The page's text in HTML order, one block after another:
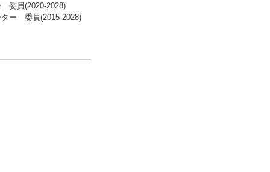
委員(2020-2028)
ター 委員(2015-2028)